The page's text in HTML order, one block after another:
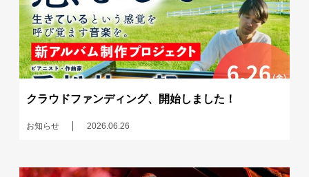
クラウドファンディング、開始しました！
お知らせ 2026.06.26